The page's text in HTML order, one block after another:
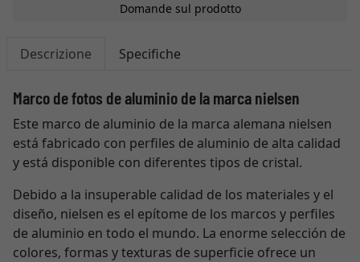
Domande sul prodotto
Descrizione Specifiche
Marco de fotos de aluminio de la marca nielsen
Este marco de aluminio de la marca alemana nielsen
está fabricado con perfiles de aluminio de alta calidad
y está disponible con diferentes tipos de cristal.
Debido a la insuperable calidad de los materiales y el
diseño, nielsen es el epítome de los marcos y perfiles
de aluminio en todo el mundo. La enorme selección de
colores, formas y texturas de superficie ofrece un